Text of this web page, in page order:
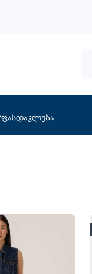
ფასდაკლება